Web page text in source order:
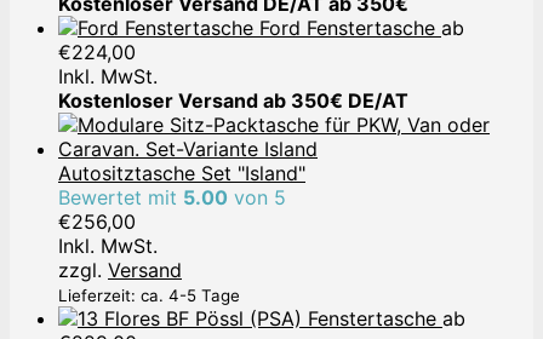
Ford Fenstertasche ab
€224,00
Inkl. MwSt.
Kostenloser Versand ab 350€ DE/AT
Autositztasche Set "Island"
Bewertet mit 5.00 von 5
€256,00
Inkl. MwSt.
zzgl. Versand
Lieferzeit: ca. 4-5 Tage
Pössl (PSA) Fenstertasche ab